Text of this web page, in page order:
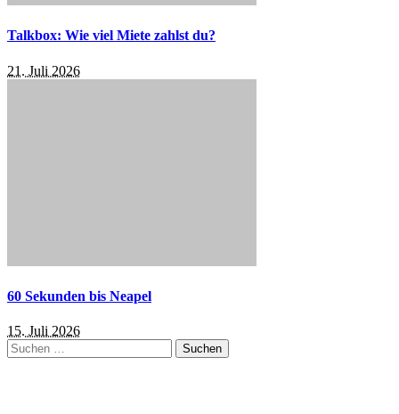
Talkbox: Wie viel Miete zahlst du?
21. Juli 2026
60 Sekunden bis Neapel
15. Juli 2026
Suchen
nach: